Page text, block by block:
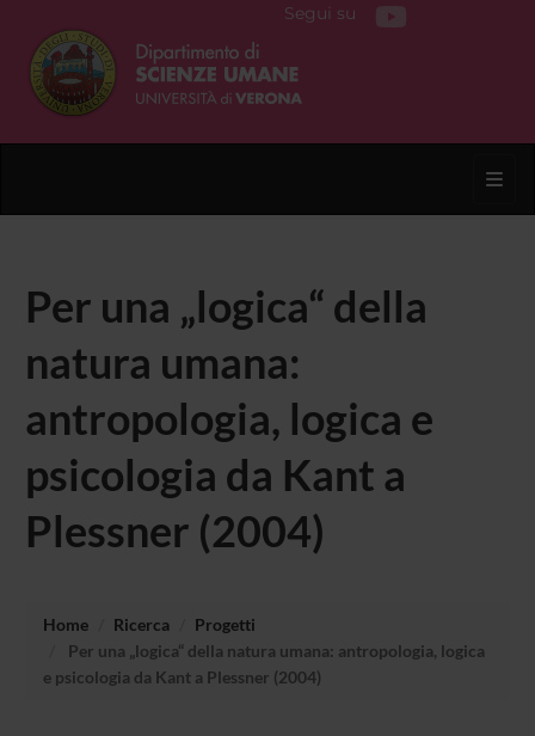
Segui su
Per una „logica“ della
natura umana:
antropologia, logica e
psicologia da Kant a
Plessner (2004)
Home Ricerca
Progetti
Per una „logica“ della natura umana: antropologia, logica
e psicologia da Kant a Plessner (2004)